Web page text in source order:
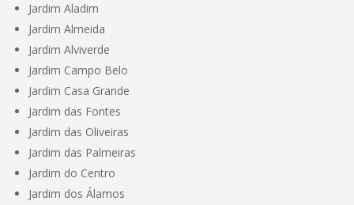
Jardim Aladim
Jardim Almeida
Jardim Alviverde
Jardim Campo Belo
Jardim Casa Grande
Jardim das Fontes
Jardim das Oliveiras
Jardim das Palmeiras
Jardim do Centro
Jardim dos Álamos